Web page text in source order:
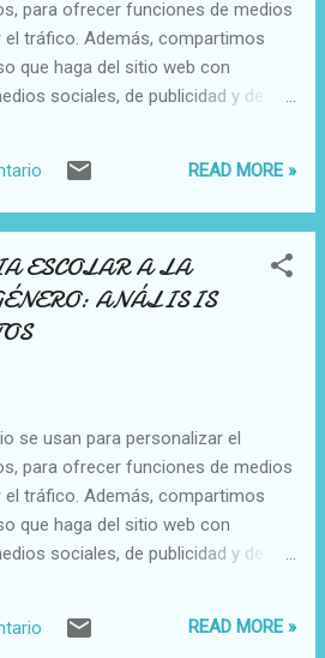
y condenas mutuas, católicos y...
para ofrecer funciones de medios
el tráfico. Además, compartimos
que haga del sitio web con
sociales, de publicidad y de
el Año Jubilar de Caravaca de
Caravaca de la Cruz abrió sus
la celebración de la misa para
9/01/17 3:20 AM ( Agencias ) Más
a la celebración, que estuvo
Agostino Vallini, vicario general del
Católica, entre ellos, monseñor
o el obispo de la Diócesis ...
READ MORE »
ESCOLAR A LA
ANÁLISIS
se usan para personalizar el
para ofrecer funciones de medios
el tráfico. Además, compartimos
que haga del sitio web con
sociales, de publicidad y de
READ MORE »